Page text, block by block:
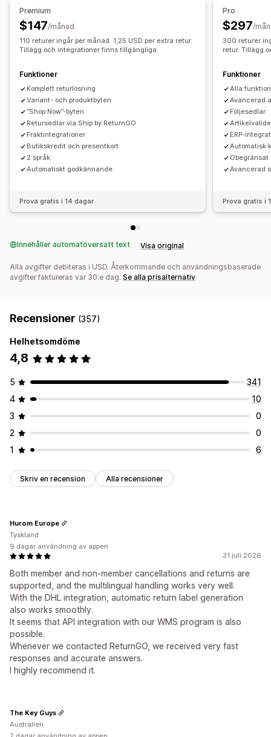
Automatiska godkännanden
Anpassade policyer
Returfönster
Returskäl Flera språk Fraktsedlar
Returspårning
SMS-aviseringar E-postaviseringar
Anpassat varumärke
Lageruppdateringar
Analysverktyg
Analysverktyg
E-post
Aviseringar i realtid SMS Översättning
Premium
$147/månad
110 returer ingår per månad. 1,25 USD per extra retur.
Tillägg och integrationer finns tillgängliga.
Funktioner
Komplett returlösning
Variant- och produktbyten
”Shop Now”-byten
Retursedlar via Ship by ReturnGO
Fraktintegrationer
Butikskredit och presentkort
2 språk
Automatiskt godkännande
Prova gratis i 14 dagar
Pro
$297/
300 returer
retur. Tillägg
Funktioner
Alla
Avancerad
Följesedlar
ERP-
Automatisk
Obegränsat
Avancerad
Prova gratis i
Innehåller automatöversatt text Visa original
Alla avgifter debiteras i USD. Återkommande och användningsbaserade
avgifter faktureras var 30:e dag. Se alla prisalternativ
Recensioner (357)
Helhetsomdöme
4,8
5
341
4
10
3
0
2
0
1
6
Skriv en recension Alla recensioner
31 juli 2026
Both member and non‑member cancellations and returns are
supported, and the multilingual handling works very well.
With the DHL integration, automatic return label generation
also works smoothly.
It seems that API integration with our WMS program is also
possible.
Whenever we contacted ReturnGO, we received very fast
responses and accurate answers.
I highly recommend it.
Hurom Europe
Tyskland
9 dagar användning av appen
The Key Guys
Australien